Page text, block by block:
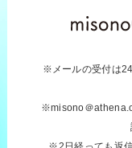
※メールの受付は
※misono＠